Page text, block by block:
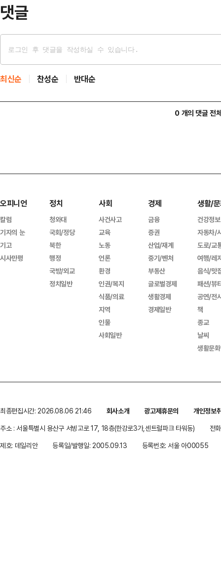
댓글
최신순 찬성순 반대순
0 개의 댓글 전
오피니언
칼럼
기자의 눈
기고
시사만평
정치
청와대
국회/정당
북한
행정
국방/외교
정치일반
사회
사건사고
교육
노동
언론
환경
인권/복지
식품/의료
지역
인물
사회일반
경제
금융
증권
산업/재계
중기/벤처
부동산
글로벌경제
생활경제
경제일반
생활/
건강정보
자동차/
도로/교
여행/레
음식/맛
패션/뷰
공연/전
책
종교
날씨
생활문
최종편집시간: 2026.08.06 21:46 회사소개 광고제휴문의
개인정보
주소 : 서울특별시 용산구 서빙고로 17, 18층(한강로3가,센트럴파크 타워동)
전
제호: 데일리안
등록일/발행일: 2005.09.13 등록번호: 서울 아00055